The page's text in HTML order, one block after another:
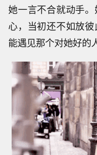
她一言不合就动手
心，当初还不如放
能遇见那个对她好的